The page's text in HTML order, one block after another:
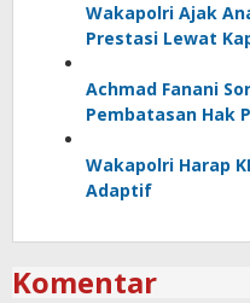
Wakapolri Ajak
Prestasi Lewat
Achmad Fanani
Pembatasan Hak
Wakapolri Harap
Adaptif
Komentar